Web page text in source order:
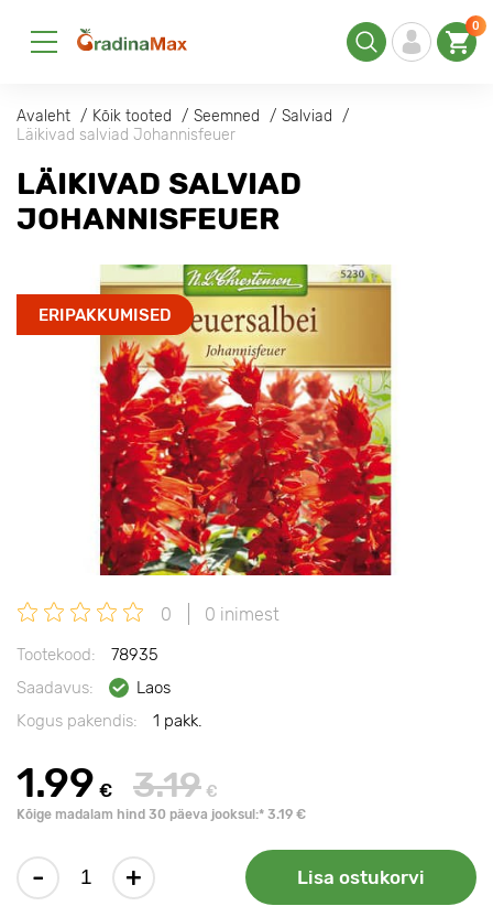
0
Avaleht Kõik tooted Seemned
Salviad
Läikivad salviad Johannisfeuer
LÄIKIVAD SALVIAD
JOHANNISFEUER
ERIPAKKUMISED
0 0 inimest
Tootekood:
78935
Saadavus:
Laos
Kogus pakendis:
1 pakk.
1.99 € 3.19 €
Kõige madalam hind 30 päeva jooksul:* 3.19 €
- + Lisa ostukorvi